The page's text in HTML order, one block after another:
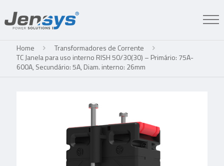
Home
Transformadores de Corrente
TC Janela para uso interno RISH 50/30(30) – Primário: 75A-
600A, Secundário: 5A, Diam. interno: 26mm